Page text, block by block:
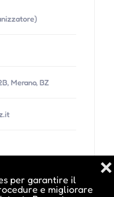
per garantire il
e migliorare
❌
Merano, BZ